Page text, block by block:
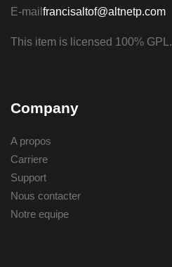
E-mail francisaltof@altnetp.com
This item is licensed 100% GPL.
Company
A propos
Carriere
Support
Nous contacter
Notre equipe